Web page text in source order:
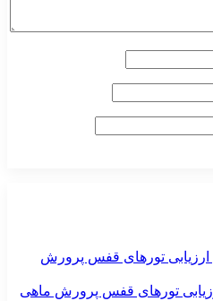
تورهای قفس پرورش ماهی